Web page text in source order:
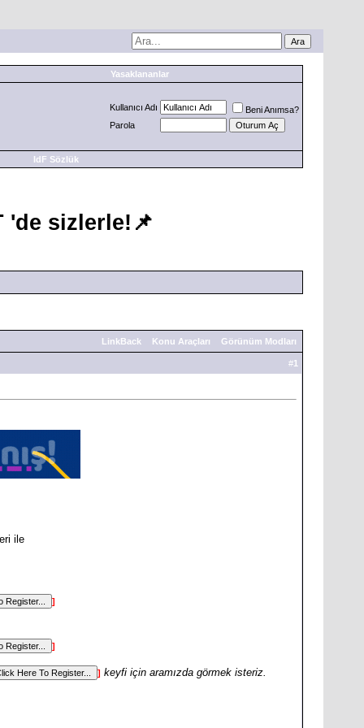
Yasaklananlar
Kullanıcı Adı
Beni Anımsa?
Parola
IdF Sözlük
'de sizlerle!📌
LinkBack Konu Araçları Görünüm Modları
#1
ile
]
]
] keyfi için aramızda görmek isteriz.